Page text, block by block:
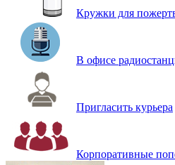
Кружки для
В офисе
Пригласить курьера
Корпоративные